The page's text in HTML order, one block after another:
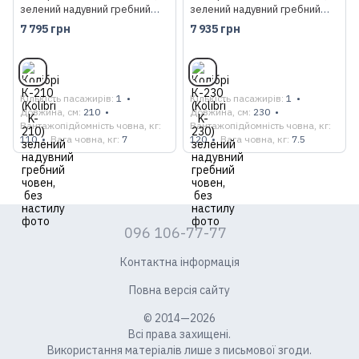
зелений надувний гребний
човен, без настилу
7 795 грн
Кількість пасажирів 1
Довжина, см 210
Вантажопідйомність човна, кг
110
Вага човна, кг 7
зелений надувний гребний
човен, без настилу
7 935 грн
Кількість пасажирів 1
Довжина, см 230
Вантажопідйомність човна, кг
120
Вага човна, кг 7.5
096 106-77-77
Контактна інформація
Повна версія сайту
© 2014—2026
Всі права захищені.
Використання матеріалів лише з письмової згоди.